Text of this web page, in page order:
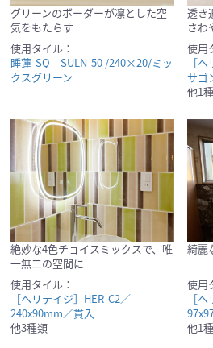
グリーンのボーダーが凛とした空
気をもたらす
使用タイル：
睡蓮-SQ SULN-50 /240×20/ミッ
クスグリーン
透き
さわ
使用
［
サゴ
他1
絶妙な4色チョイスミックスで、唯
一無二の空間に
使用タイル：
［ヘリテイジ］HER-C2／
240x90mm／貫入
他3種類
綺麗
使用
［
他1